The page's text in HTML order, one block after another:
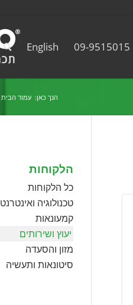
09-9515015
English
הנך כאן: עמוד הבית
הלקוחות
כל הלקוחות
טכנולוגיה ואינטרנט
קמעונאות
יעוץ ושירותים
מזון והסעדה
סיטונאות ותעשיה